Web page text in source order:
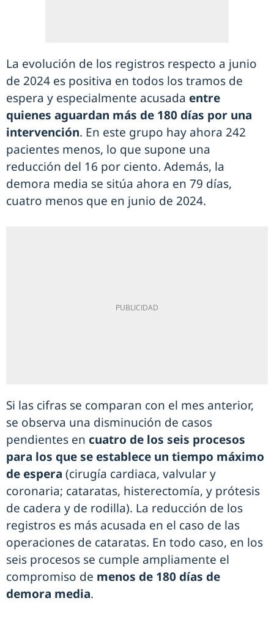
La evolución de los registros respecto a junio
de 2024 es positiva en todos los tramos de
espera y especialmente acusada entre
quienes aguardan más de 180 días por una
intervención. En este grupo hay ahora 242
pacientes menos, lo que supone una
reducción del 16 por ciento. Además, la
demora media se sitúa ahora en 79 días,
cuatro menos que en junio de 2024.
Si las cifras se comparan con el mes anterior,
se observa una disminución de casos
pendientes en cuatro de los seis procesos
para los que se establece un tiempo máximo
de espera (cirugía cardiaca, valvular y
coronaria; cataratas, histerectomía, y prótesis
de cadera y de rodilla). La reducción de los
registros es más acusada en el caso de las
operaciones de cataratas. En todo caso, en los
seis procesos se cumple ampliamente el
compromiso de menos de 180 días de
demora media.